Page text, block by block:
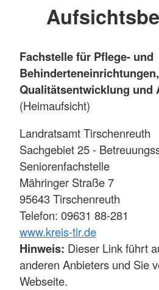
Fachstelle für Pflege- und
Behinderteneinrichtungen,
Qualitätsentwicklung und
(Heimaufsicht)
Landratsamt Tirschenreuth
Sachgebiet 25 -
Seniorenfachstelle
Mähringer Straße 7
95643 Tirschenreuth
Telefon: 09631 88-281
www.kreis-tir.de
Hinweis: Dieser Link führt
anderen Anbieters und Sie
Webseite.